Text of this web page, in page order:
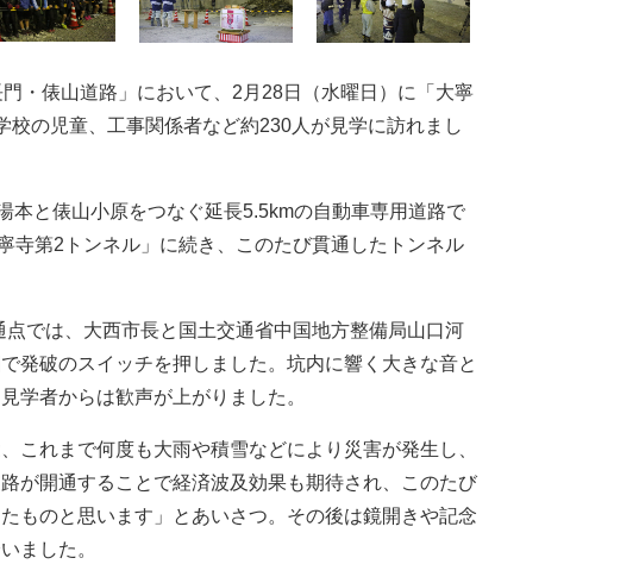
・俵山道路」において、2月28日（水曜日）に「大寧
の児童、工事関係者など約230人が見学に訪れまし
と俵山小原をつなぐ延長5.5kmの自動車専用道路で
寺第2トンネル」に続き、このたび貫通したトンネル
では、大西市長と国土交通省中国地方整備局山口河
発破のスイッチを押しました。坑内に響く大きな音と
学者からは歓声が上がりました。
れまで何度も大雨や積雪などにより災害が発生し、
が開通することで経済波及効果も期待され、このたび
ものと思います」とあいさつ。その後は鏡開きや記念
ました。